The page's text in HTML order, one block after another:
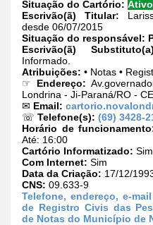
Situação do Cartório: Ativo
Escrivão(ã) Titular:
desde 06/07/2015
Situação do responsável:
Escrivão(ã)
Informado.
Atribuições: • Notas •
☞ Endereço:
Londrina - Ji-Paraná/RO -
✉ Email:
☏ Telefone(s): (69) 3428-
Horário de
Até: 16:00
Cartório Informatizado: Sim
Com Internet: Sim
Data da Criação: 17/12/
CNS: 09.633-9
Telefone, endereço, e-
de Registro Civis das
de Notas do Município de